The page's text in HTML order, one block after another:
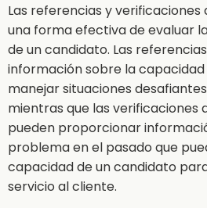
Las referencias y
una forma efectiva de evaluar
de un candidato. Las
información sobre la
manejar situaciones
mientras que las verificaciones
pueden proporcionar
problema en el pasado que
capacidad de un candidato
servicio al cliente.